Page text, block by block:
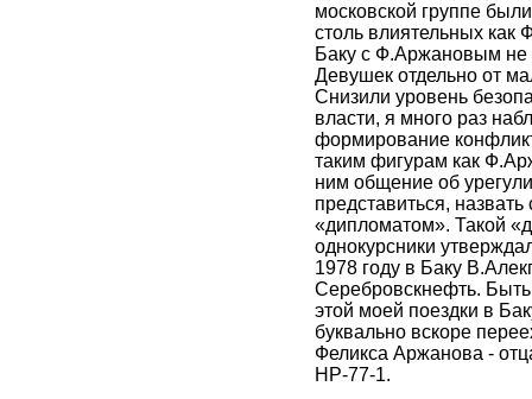
московской группе
столь влиятельных как
Баку с Ф.Аржановым не
Девушек отдельно от
Снизили уровень
власти, я много раз
формирование
таким фигурам как
ним общение об
представиться,
«дипломатом». Такой
однокурсники
1978 году в Баку
Серебровскнефть.
этой моей поездки в
буквально вскоре
Феликса Аржанова -
НР-77-1.